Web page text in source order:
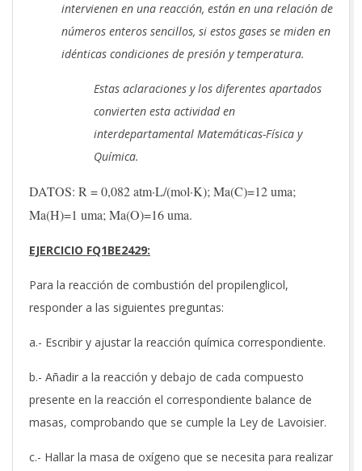
intervienen en una reacción, están en una relación de
números enteros sencillos, si estos gases se miden en
idénticas condiciones de presión y temperatura.
Estas aclaraciones y los diferentes apartados
convierten esta actividad en
interdepartamental Matemáticas-Física y
Química.
DATOS: R = 0,082 atm·L/(mol·K); Ma(C)=12 uma;
Ma(H)=1 uma; Ma(O)=16 uma.
EJERCICIO FQ1BE2429:
Para la reacción de combustión del propilenglicol,
responder a las siguientes preguntas:
a.- Escribir y ajustar la reacción química correspondiente.
b.- Añadir a la reacción y debajo de cada compuesto
presente en la reacción el correspondiente balance de
masas, comprobando que se cumple la Ley de Lavoisier.
c.- Hallar la masa de oxígeno que se necesita para realizar